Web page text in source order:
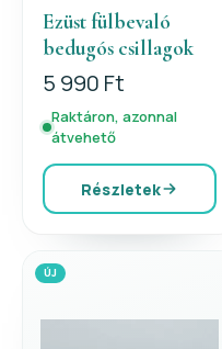
Ezüst fülbevaló
bedugós csillagok
5 990 Ft
Raktáron, azonnal
átvehető
Részletek
ÚJ